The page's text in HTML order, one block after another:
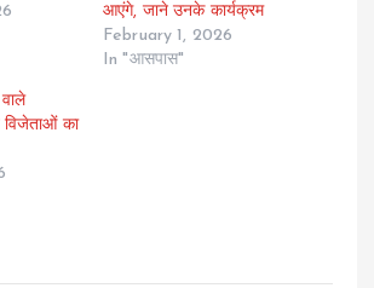
आएंगे, जाने उनके कार्यक्रम
February 1, 2026
In "आसपास"
विजेताओं का